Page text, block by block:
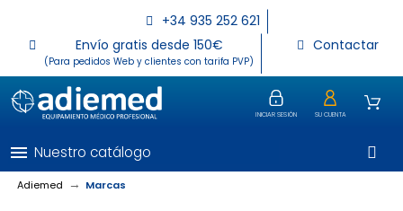
+34 935 252 621
Envío gratis desde 150€
(Para pedidos Web y clientes con tarifa PVP)
Contactar
INICIAR SESIÓN SU CUENTA
menu Nuestro catálogo
Adiemed Marcas